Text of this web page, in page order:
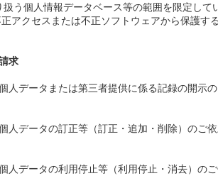
う個人情報データベース等の範囲を限定して
アクセスまたは不正ソフトウェアから保護す
求
データまたは第三者提供に係る記録の開示
データの訂正等（訂正・追加・削除）のご
データの利用停止等（利用停止・消去）の